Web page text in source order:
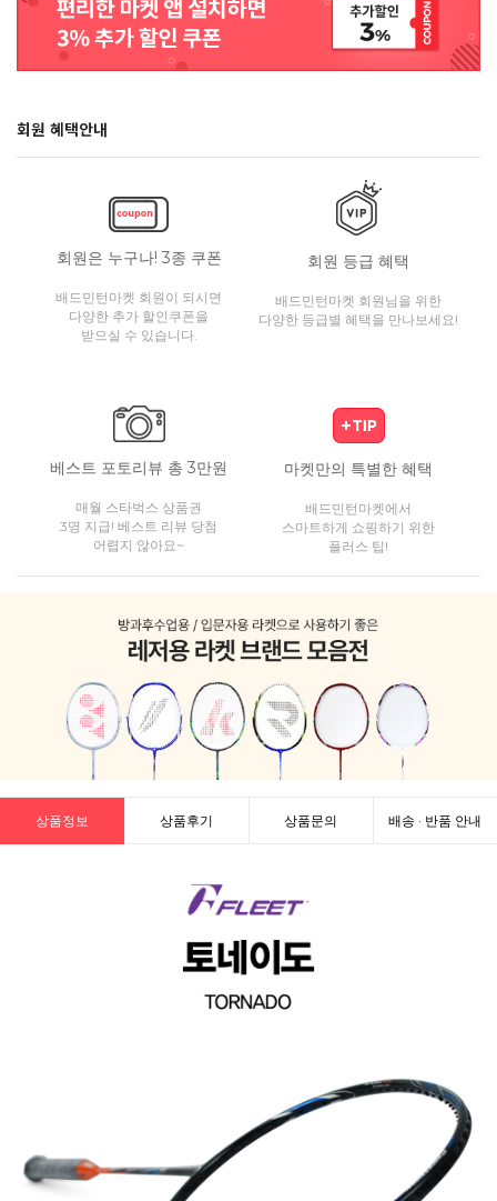
회원 혜택안내
회원은 누구나! 3종 쿠폰
배드민턴마켓 회원이 되시면
다양한 추가 할인쿠폰을
받으실 수 있습니다.
회원 등급 혜택
배드민턴마켓 회원님을 위한
다양한 등급별 혜택을 만나보세요!
베스트 포토리뷰 총 3만원
매월 스타벅스 상품권
3명 지급! 베스트 리뷰 당첨
어렵지 않아요~
마켓만의 특별한 혜택
배드민턴마켓에서
스마트하게 쇼핑하기 위한
플러스 팁!
상품정보 상품후기 상품문의 배송 · 반품 안내